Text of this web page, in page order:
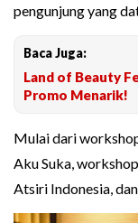
pengunjung yang
Baca Juga:
Land of Beauty
Promo Menarik!
Mulai dari
Aku Suka,
Atsiri Indonesia,